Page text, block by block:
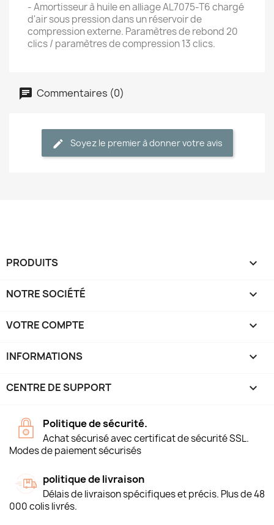
- Amortisseur à huile en alliage AL7075-T6 chargé
d'air sous pression dans un réservoir de
compression externe. Paramètres de rebond 20
clics / paramètres de compression 13 clics.
Commentaires (0)
Soyez le premier à donner votre avis
PRODUITS 
NOTRE SOCIÉTÉ 
VOTRE COMPTE 
INFORMATIONS keyboard_arrow_down
CENTRE DE SUPPORT 
Politique de sécurité.
Achat sécurisé avec certificat de sécurité SSL.
Modes de paiement sécurisés
politique de livraison
Délais de livraison spécifiques et précis. Plus de 48
000 colis livrés.